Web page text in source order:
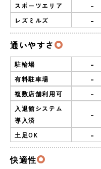
スポーツエリア -
レズミルズ -
通いやすさ
駐輪場 -
有料駐車場
-
複数店舗利用可 -
入退館システム
導入済
-
土足OK -
快適性